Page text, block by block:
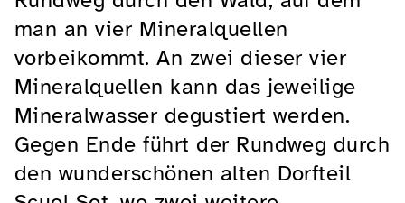
man an vier Mineralquellen
vorbeikommt. An zwei dieser vier
Mineralquellen kann das jeweilige
Mineralwasser degustiert werden.
Gegen Ende führt der Rundweg durch
den wunderschönen alten Dorfteil